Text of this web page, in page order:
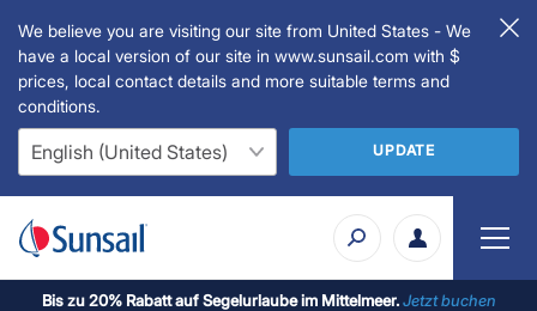
We believe you are visiting our site from United States - We
have a local version of our site in www.sunsail.com with $
prices, local contact details and more suitable terms and
conditions.
UPDATE
Bis zu 20% Rabatt auf Segelurlaube im Mittelmeer.Jetzt buchen